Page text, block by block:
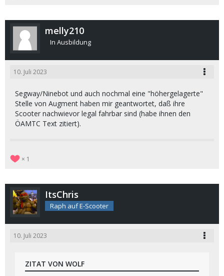
melly210
In Ausbildung
10. Juli 2023
Segway/Ninebot und auch nochmal eine "höhergelagerte"
Stelle von Augment haben mir geantwortet, daß ihre
Scooter nachwievor legal fahrbar sind (habe ihnen den
ÖAMTC Text zitiert).
1
ItsChris
Raph auf E-Scooter
10. Juli 2023
ZITAT VON WOLF